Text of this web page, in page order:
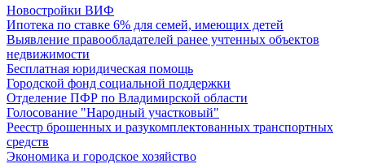
Новостройки ВИФ
Ипотека по ставке 6% для семей, имеющих детей
Выявление правообладателей ранее учтенных объектов
недвижимости
Бесплатная юридическая помощь
Городской фонд социальной поддержки
Отделение ПФР по Владимирской области
Голосование "Народный участковый"
Реестр брошенных и разукомплектованных транспортных
средств
Экономика и городское хозяйство